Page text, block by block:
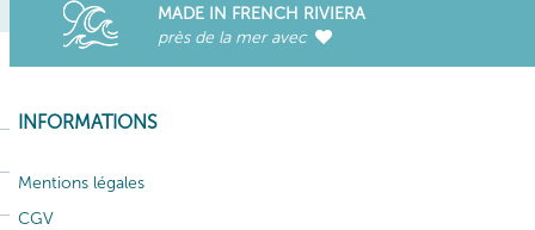
MADE IN FRENCH RIVIERA
près de la mer avec
INFORMATIONS
Mentions légales
CGV